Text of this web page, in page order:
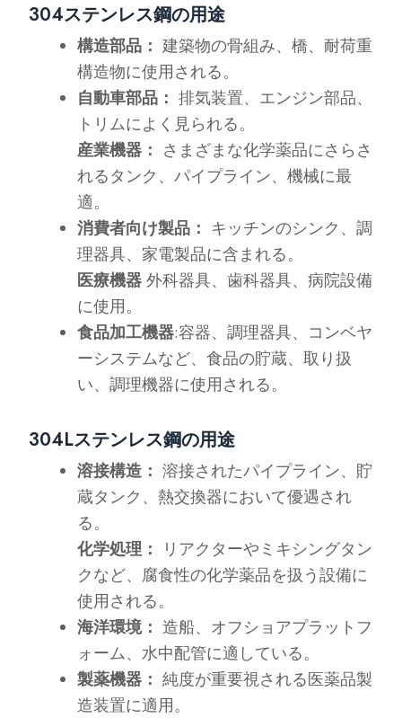
304ステンレス鋼の用途
構造部品： 建築物の骨組み、橋、耐荷重
構造物に使用される。
自動車部品： 排気装置、エンジン部品、
トリムによく見られる。
産業機器： さまざまな化学薬品にさらさ
れるタンク、パイプライン、機械に最
適。
消費者向け製品： キッチンのシンク、調
理器具、家電製品に含まれる。
医療機器外科器具、歯科器具、病院設備
に使用。
食品加工機器:容器、調理器具、コンベヤ
ーシステムなど、食品の貯蔵、取り扱
い、調理機器に使用される。
304Lステンレス鋼の用途
溶接構造： 溶接されたパイプライン、貯
蔵タンク、熱交換器において優遇され
る。
化学処理：
リアクターやミキシングタン
クなど、腐食性の化学薬品を扱う設備に
使用される。
海洋環境： 造船、オフショアプラットフ
ォーム、水中配管に適している。
製薬機器： 純度が重要視される医薬品製
造装置に適用。